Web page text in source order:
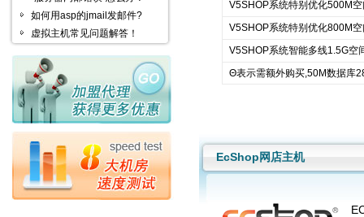
如何用asp的jmail发邮件?
虚拟主机常见问题解答！
V5SHOP系统特别优化500M
V5SHOP系统特别优化800M
V5SHOP系统智能多线1.5G空
Θ表示需额外购买,50M数据库
EcShop网店主机